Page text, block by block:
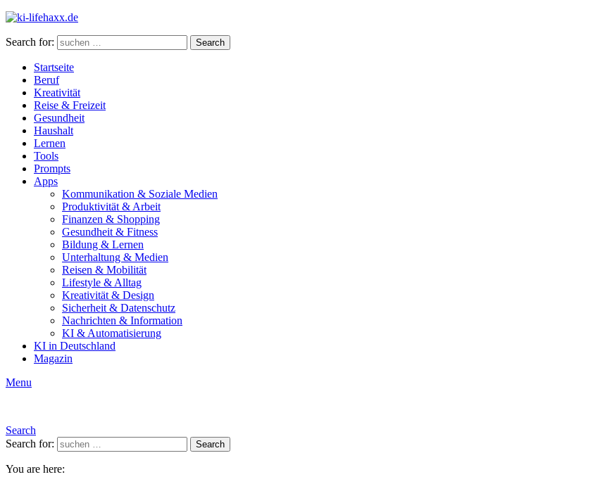
Search for: Search
Startseite
Beruf
Kreativität
Reise & Freizeit
Gesundheit
Haushalt
Lernen
Tools
Prompts
Apps
Kommunikation & Soziale Medien
Produktivität & Arbeit
Finanzen & Shopping
Gesundheit & Fitness
Bildung & Lernen
Unterhaltung & Medien
Reisen & Mobilität
Lifestyle & Alltag
Kreativität & Design
Sicherheit & Datenschutz
Nachrichten & Information
KI & Automatisierung
KI in Deutschland
Magazin
Menu
Search
Search for:
Search
You are here: